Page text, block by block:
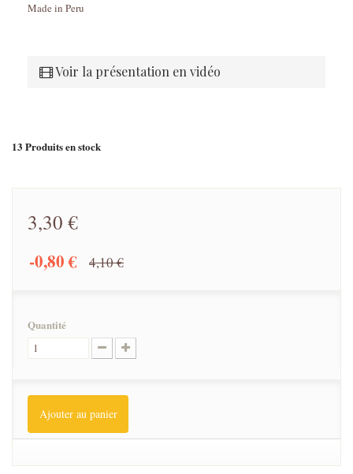
Made in Peru
Voir la présentation en vidéo
13 Produits en stock
3,30 €
-0,80 € 4,10 €
Quantité
Ajouter au panier